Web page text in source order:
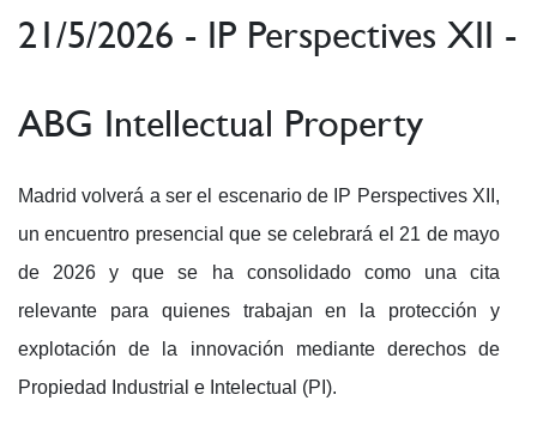
21/5/2026 - IP Perspectives XII -
ABG Intellectual Property
Madrid volverá a ser el escenario de IP Perspectives XII,
un encuentro presencial que se celebrará el 21 de mayo
de 2026 y que se ha consolidado como una cita
relevante para quienes trabajan en la protección y
explotación de la innovación mediante derechos de
Propiedad Industrial e Intelectual (PI).